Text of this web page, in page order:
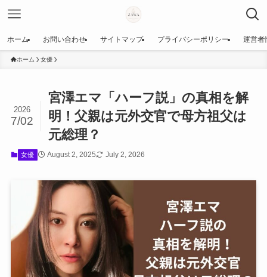
ホーム お問い合わせ サイトマップ プライバシーポリシー 運営者
ホーム 女優
宮澤エマ「ハーフ説」の真相を解
明！父親は元外交官で母方祖父は
元総理？
2026
7/02
女優 August 2, 2025 July 2, 2026